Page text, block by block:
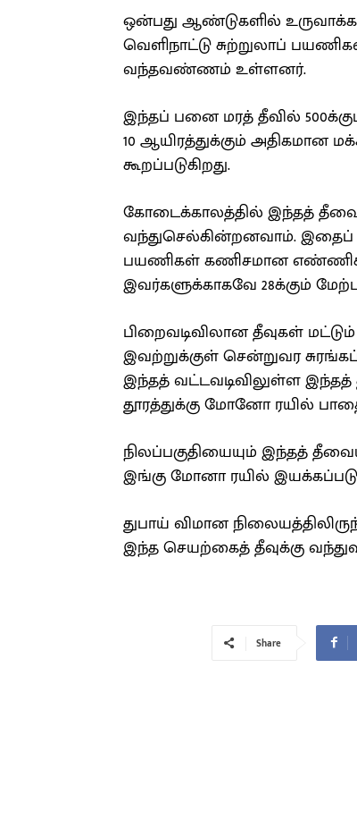
ஒன்பது ஆண்டுகளில்
வெளிநாட்டு சுற்றுலாப்
வந்தவண்ணம் உள்ளனர்.
இந்தப் பனை மரத் தீவில்
10 ஆயிரத்துக்கும் அதிகமான
கூறப்படுகிறது.
கோடைக்காலத்தில் இந்தத்
வந்துசெல்கின்றனவாம். இதைப்
பயணிகள் கணிசமான
இவர்களுக்காகவே 28க்கும்
பிறைவடிவிலான தீவுகள்
இவற்றுக்குள் சென்றுவர
இந்தத் வட்டவடிவிலுள்ள இந்தத்
தூரத்துக்கு மோனோ ரயில்
நிலப்பகுதியையும் இந்தத்
இங்கு மோனா ரயில்
துபாய் விமான
இந்த செயற்கைத் தீவுக்கு
Share